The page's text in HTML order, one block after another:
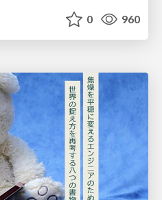
0 960